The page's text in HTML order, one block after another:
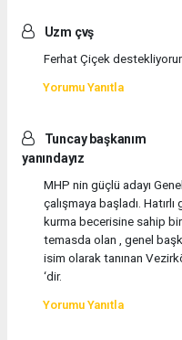
Uzm çvş
Ferhat Çiçek
Yorumu Yanıtla
Tuncay başkanım
yanındayız
MHP nin güçlü adayı
çalışmaya başladı.
kurma becerisine sahip
temasda olan , genel
isim olarak tanınan
‘dir.
Yorumu Yanıtla